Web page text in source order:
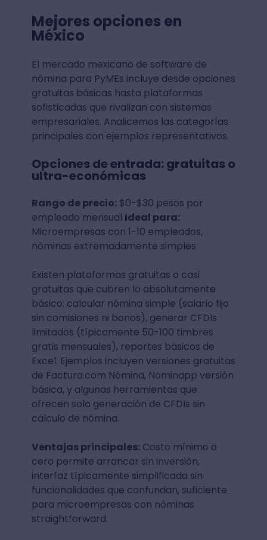
Mejores opciones en
México
El mercado mexicano de software de
nómina para PyMEs incluye desde opciones
gratuitas básicas hasta plataformas
sofisticadas que rivalizan con sistemas
empresariales. Analicemos las categorías
principales con ejemplos representativos.
Opciones de entrada: gratuitas o
ultra-económicas
Rango de precio:$0-$30 pesos por
empleado mensual Ideal para:
Microempresas con 1-10 empleados,
nóminas extremadamente simples
Existen plataformas gratuitas o casi
gratuitas que cubren lo absolutamente
básico: calcular nómina simple (salario fijo
sin comisiones ni bonos), generar CFDIs
limitados (típicamente 50-100 timbres
gratis mensuales), reportes básicos de
Excel. Ejemplos incluyen versiones gratuitas
de Factura.com Nómina, Nominapp versión
básica, y algunas herramientas que
ofrecen solo generación de CFDIs sin
cálculo de nómina.
Ventajas principales:Costo mínimo o
cero permite arrancar sin inversión,
interfaz típicamente simplificada sin
funcionalidades que confundan, suficiente
para microempresas con nóminas
straightforward.